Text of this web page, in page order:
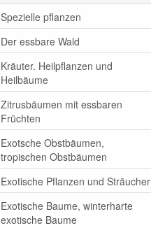
Spezielle pflanzen
Der essbare Wald
Kräuter. Heilpflanzen und
Heilbäume
Zitrusbäumen mit essbaren
Früchten
Exotsche Obstbäumen,
tropischen Obstbäumen
Exotische Pflanzen und Sträucher
Exotische Baume, winterharte
exotische Baume